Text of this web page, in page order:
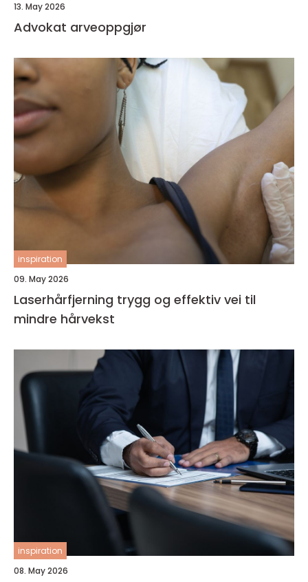
13. May 2026
Advokat arveoppgjør
inspiration
09. May 2026
Laserhårfjerning trygg og effektiv vei til
mindre hårvekst
inspiration
08. May 2026